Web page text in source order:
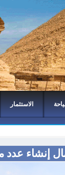
الاستثمار
إنشاء عدد